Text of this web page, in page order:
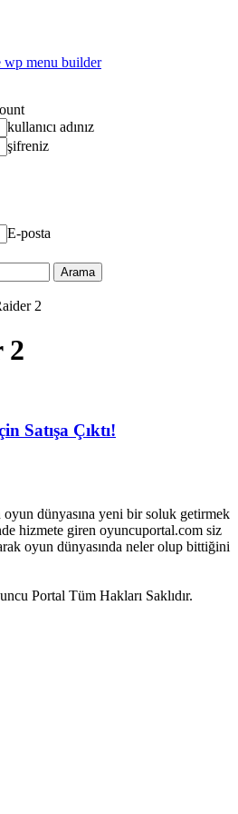
wp menu builder
kullanıcı adınız
şifreniz
E-posta
2
2
Satışa Çıktı!
dünyasına yeni bir soluk getirmek
hizmete giren oyuncuportal.com siz
oyun dünyasında neler olup bittiğini
Portal Tüm Hakları Saklıdır.